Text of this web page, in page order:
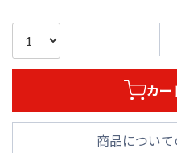
カー
商品につい